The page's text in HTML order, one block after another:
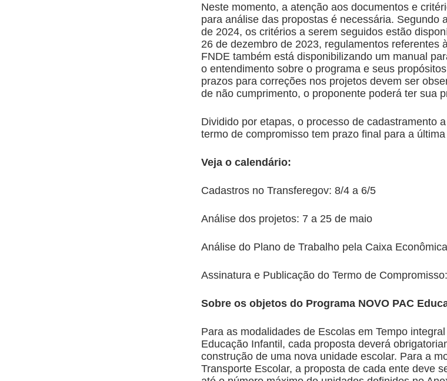
Neste momento, a atenção aos documentos e
para análise das propostas é necessária. Segundo
de 2024, os critérios a serem seguidos estão
26 de dezembro de 2023, regulamentos referentes
FNDE também está disponibilizando um manual
o entendimento sobre o programa e seus
prazos para correções nos projetos devem ser
de não cumprimento, o proponente poderá ter sua
Dividido por etapas, o processo de cadastramento
termo de compromisso tem prazo final para a
Veja o calendário:
Cadastros no Transferegov: 8/4 a 6/5
Análise dos projetos: 7 a 25 de maio
Análise do Plano de Trabalho pela Caixa
Assinatura e Publicação do Termo de
Sobre os objetos do Programa NOVO PAC
Para as modalidades de Escolas em Tempo
Educação Infantil, cada proposta deverá
construção de uma nova unidade escolar. Para a
Transporte Escolar, a proposta de cada ente deve